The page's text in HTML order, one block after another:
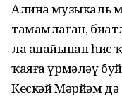
Алина музыкаль
тамамлаған,
ла апайынан
ҡаяға үрмәләү
Кескәй Мәрйәм